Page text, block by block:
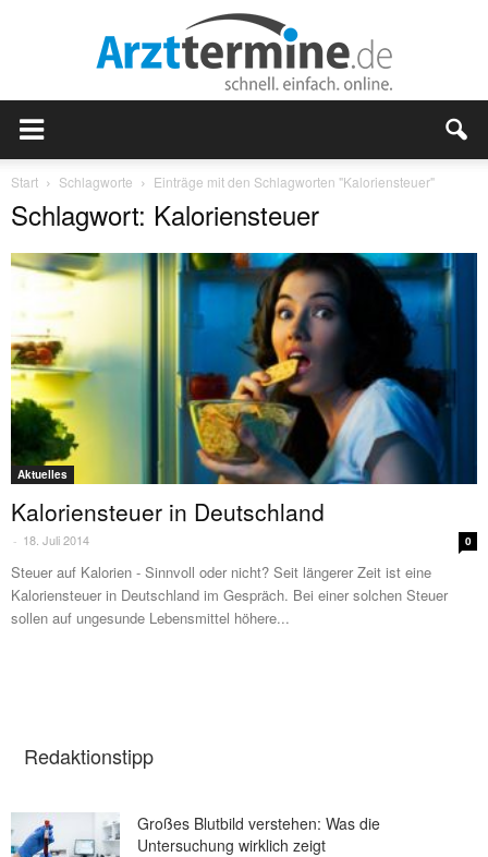
Start Schlagworte Einträge mit den Schlagworten "Kaloriensteuer"
Schlagwort: Kaloriensteuer
Aktuelles
Kaloriensteuer in Deutschland
- 18. Juli 2014 0
Steuer auf Kalorien - Sinnvoll oder nicht? Seit längerer Zeit ist eine
Kaloriensteuer in Deutschland im Gespräch. Bei einer solchen Steuer
sollen auf ungesunde Lebensmittel höhere...
Redaktionstipp
Großes Blutbild verstehen: Was die
Untersuchung wirklich zeigt